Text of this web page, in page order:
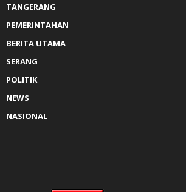
TANGERANG
PEMERINTAHAN
BERITA UTAMA
SERANG
POLITIK
NEWS
NASIONAL